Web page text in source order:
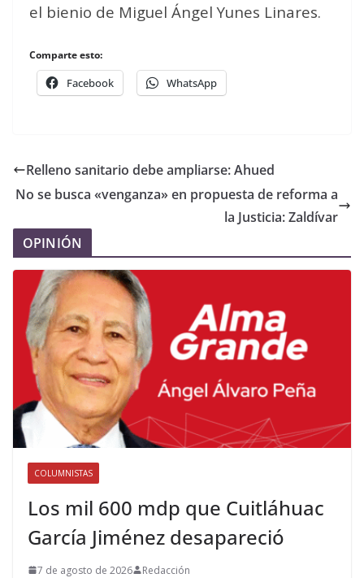
el bienio de Miguel Ángel Yunes Linares.
Comparte esto:
Facebook WhatsApp
Relleno sanitario debe ampliarse: Ahued
No se busca «venganza» en propuesta de reforma a
la Justicia: Zaldívar
OPINIÓN
COLUMNISTAS
Los mil 600 mdp que Cuitláhuac
García Jiménez desapareció
7 de agosto de 2026 Redacción